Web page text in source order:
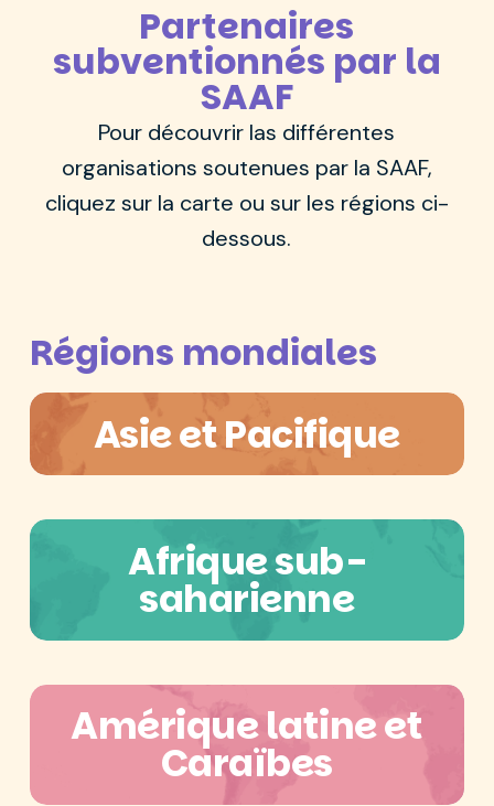
Partenaires
subventionnés par la
SAAF
Pour découvrir las différentes
organisations soutenues par la SAAF,
cliquez sur la carte ou sur les régions ci-
dessous.
Régions mondiales
Asie et Pacifique
Afrique sub-
saharienne
Amérique latine et
Caraïbes